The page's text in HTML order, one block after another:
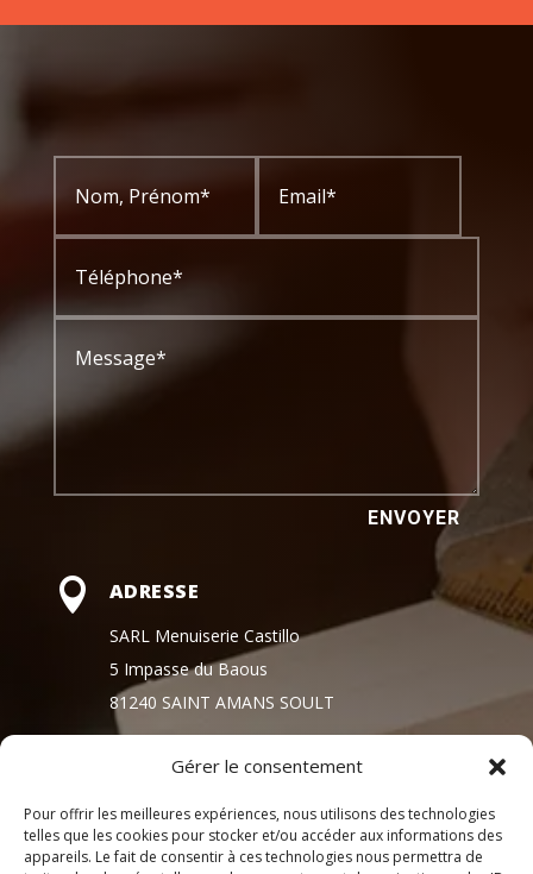
Gérer le consentement
Pour offrir les meilleures expériences, nous utilisons des technologies
telles que les cookies pour stocker et/ou accéder aux informations des
appareils. Le fait de consentir à ces technologies nous permettra de
ENVOYER
 ADRESSE
SARL Menuiserie Castillo
5 Impasse du Baous
81240 SAINT AMANS SOULT
HORAIRE D'OUVERTURE
Lundi, mardi, jeudi , vendredi
9h - 12h / 13h30 - 17h30